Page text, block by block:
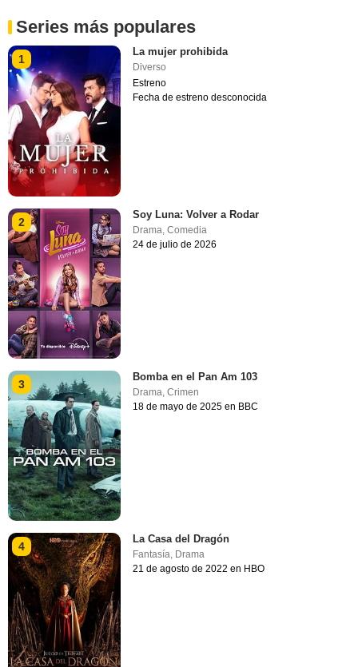
Series más populares
1
La mujer prohibida
Diverso
Estreno
Fecha de estreno desconocida
2
Soy Luna: Volver a Rodar
Drama ,Comedia
24 de julio de 2026
3
Bomba en el Pan Am 103
Drama,Crimen
18 de mayo de 2025 en BBC
4
La Casa del Dragón
Fantasía, Drama
21 de agosto de 2022 en HBO